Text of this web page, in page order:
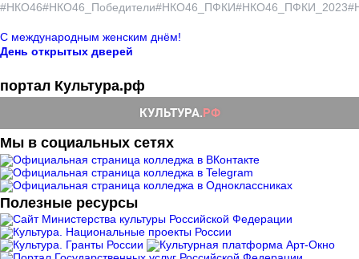
#НКО46#НКО46_Победители#НКО46_ПФКИ#НКО46_ПФКИ_2023
С международным женским днём!
День открытых дверей
портал Культура.рф
Мы в социальных сетях
Полезные ресурсы